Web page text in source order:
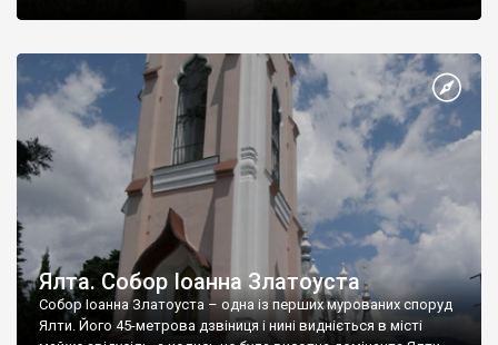
Ялта. Собор Іоанна Златоуста
Собор Іоанна Златоуста – одна із перших мурованих споруд
Ялти. Його 45-метрова дзвіниця і нині видніється в місті